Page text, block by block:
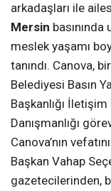
arkadaşları ile
Mersin
meslek yaşamı
tanındı. Canova,
Belediyesi Basın
Başkanlığı
Danışmanlığı
Canova’nın
Başkan Vahap
gazetecilerinden,